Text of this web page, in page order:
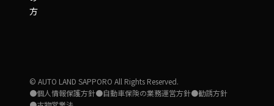
方
© AUTO LAND SAPPORO All Rights Reserved.
●個人情報保護方針●自動車保険の業務運営方針●勧誘方針